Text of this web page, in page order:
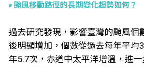
颱風移動路徑的長期變化趨勢如何？
過去研究發現，影響臺灣的颱風個
後明顯增加，個數從過去每年平均
年5.7次，赤道中太平洋增溫，進